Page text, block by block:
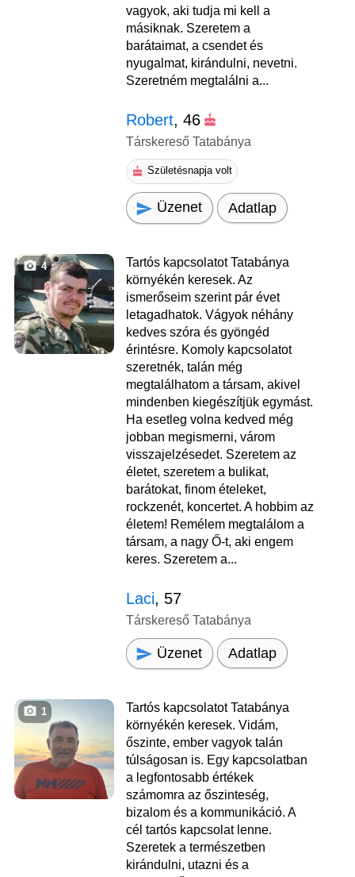
vagyok, aki tudja mi kell a
másiknak. Szeretem a
barátaimat, a csendet és
nyugalmat, kirándulni, nevetni.
Szeretném megtalálni a...
Robert, 46
Társkereső Tatabánya
Születésnapja volt
Üzenet Adatlap
4
Tartós kapcsolatot Tatabánya
környékén keresek. Az
ismerőseim szerint pár évet
letagadhatok. Vágyok néhány
kedves szóra és gyöngéd
érintésre. Komoly kapcsolatot
szeretnék, talán még
megtalálhatom a társam, akivel
mindenben kiegészítjük egymást.
Ha esetleg volna kedved még
jobban megismerni, várom
visszajelzésedet. Szeretem az
életet, szeretem a bulikat,
barátokat, finom ételeket,
rockzenét, koncertet. A hobbim az
életem! Remélem megtalálom a
társam, a nagy Ő-t, aki engem
keres. Szeretem a...
Laci, 57
Társkereső Tatabánya
Üzenet Adatlap
1
Tartós kapcsolatot Tatabánya
környékén keresek. Vidám,
őszinte, ember vagyok talán
túlságosan is. Egy kapcsolatban
a legfontosabb értékek
számomra az őszinteség,
bizalom és a kommunikáció. A
cél tartós kapcsolat lenne.
Szeretek a természetben
kirándulni, utazni és a